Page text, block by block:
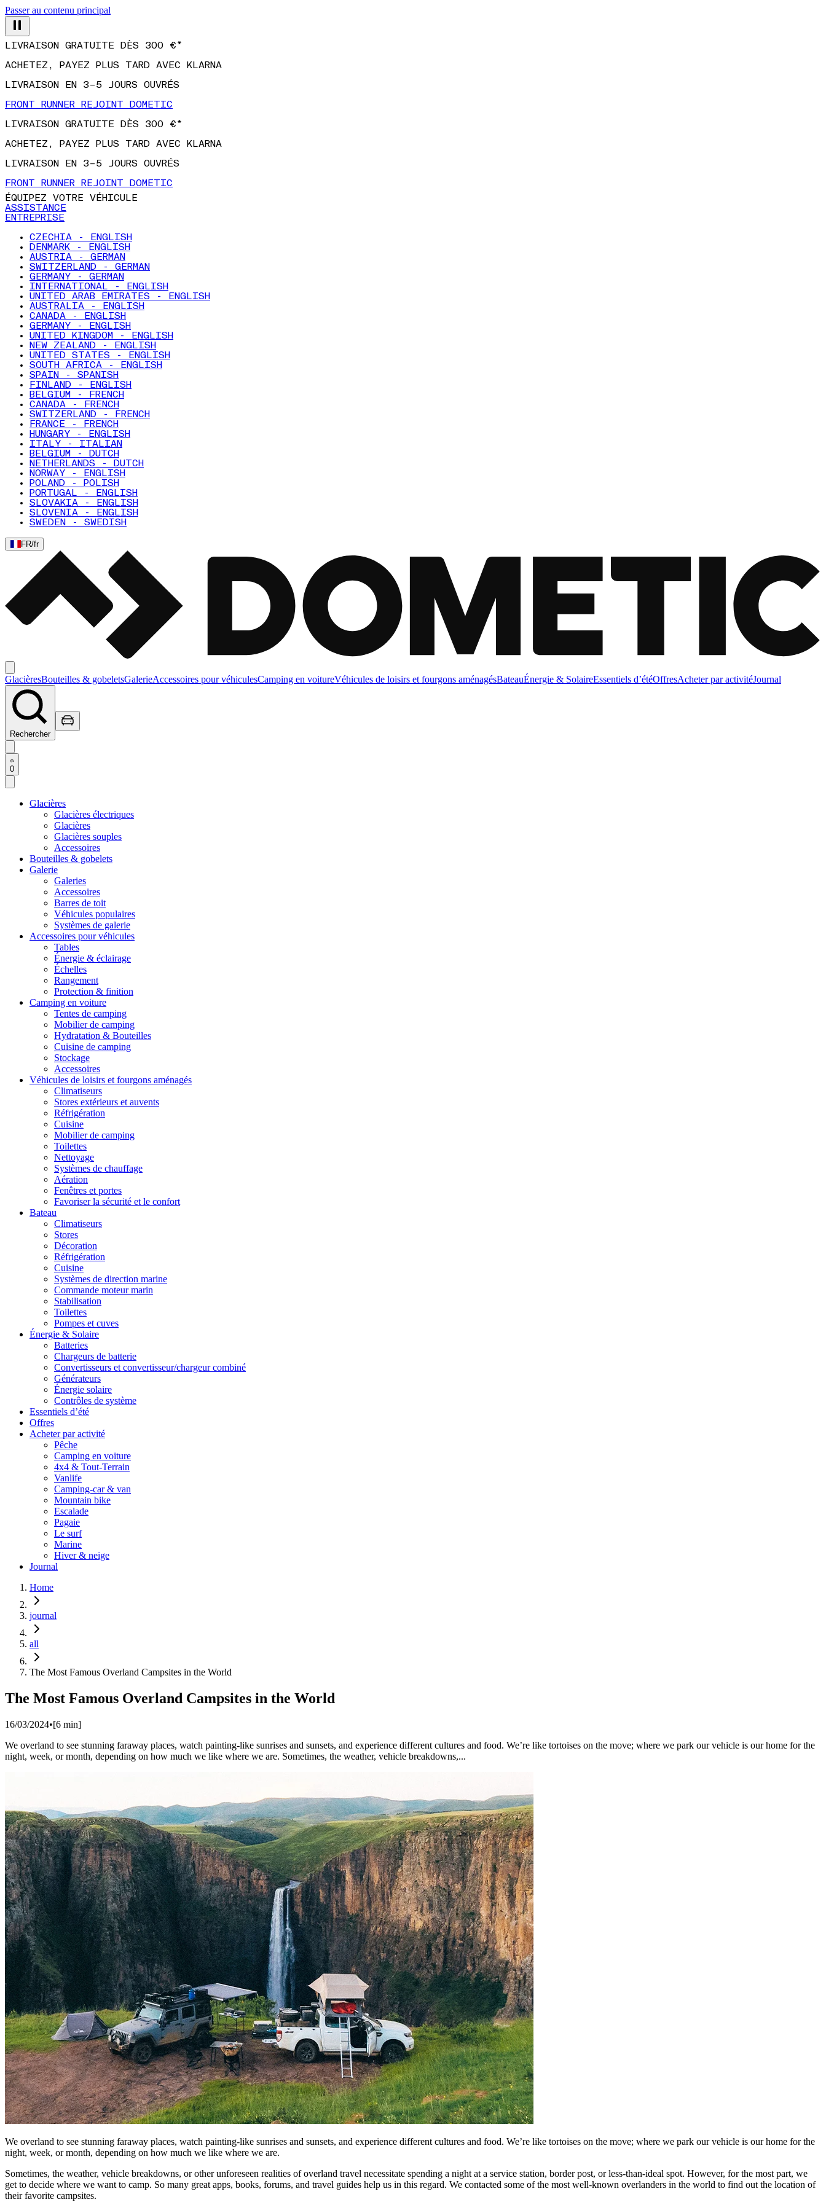
Passer au contenu principal
LIVRAISON GRATUITE DÈS 300 €*
ACHETEZ, PAYEZ PLUS TARD AVEC KLARNA
LIVRAISON EN 3–5 JOURS OUVRÉS
FRONT RUNNER REJOINT DOMETIC
LIVRAISON GRATUITE DÈS 300 €*
ACHETEZ, PAYEZ PLUS TARD AVEC KLARNA
LIVRAISON EN 3–5 JOURS OUVRÉS
FRONT RUNNER REJOINT DOMETIC
ÉQUIPEZ VOTRE VÉHICULE
ASSISTANCE
ENTREPRISE
CZECHIA - ENGLISH
DENMARK - ENGLISH
AUSTRIA - GERMAN
SWITZERLAND - GERMAN
GERMANY - GERMAN
INTERNATIONAL - ENGLISH
UNITED ARAB EMIRATES - ENGLISH
AUSTRALIA - ENGLISH
CANADA - ENGLISH
GERMANY - ENGLISH
UNITED KINGDOM - ENGLISH
NEW ZEALAND - ENGLISH
UNITED STATES - ENGLISH
SOUTH AFRICA - ENGLISH
SPAIN - SPANISH
FINLAND - ENGLISH
BELGIUM - FRENCH
CANADA - FRENCH
SWITZERLAND - FRENCH
FRANCE - FRENCH
HUNGARY - ENGLISH
ITALY - ITALIAN
BELGIUM - DUTCH
NETHERLANDS - DUTCH
NORWAY - ENGLISH
POLAND - POLISH
PORTUGAL - ENGLISH
SLOVAKIA - ENGLISH
SLOVENIA - ENGLISH
SWEDEN - SWEDISH
FR/fr
GlacièresBouteilles & gobeletsGalerieAccessoires pour véhiculesCamping en voitureVéhicules de loisirs et fourgons aménagésBateauÉnergie & SolaireEssentiels d’étéOffresAcheter par activitéJournal
Rechercher
0
Glacières
Glacières électriques
Glacières
Glacières souples
Accessoires
Bouteilles & gobelets
Galerie
Galeries
Accessoires
Barres de toit
Véhicules populaires
Systèmes de galerie
Accessoires pour véhicules
Tables
Énergie & éclairage
Échelles
Rangement
Protection & finition
Camping en voiture
Tentes de camping
Mobilier de camping
Hydratation & Bouteilles
Cuisine de camping
Stockage
Accessoires
Véhicules de loisirs et fourgons aménagés
Climatiseurs
Stores extérieurs et auvents
Réfrigération
Cuisine
Mobilier de camping
Toilettes
Nettoyage
Systèmes de chauffage
Aération
Fenêtres et portes
Favoriser la sécurité et le confort
Bateau
Climatiseurs
Stores
Décoration
Réfrigération
Cuisine
Systèmes de direction marine
Commande moteur marin
Stabilisation
Toilettes
Pompes et cuves
Énergie & Solaire
Batteries
Chargeurs de batterie
Convertisseurs et convertisseur/chargeur combiné
Générateurs
Énergie solaire
Contrôles de système
Essentiels d’été
Offres
Acheter par activité
Pêche
Camping en voiture
4x4 & Tout-Terrain
Vanlife
Camping-car & van
Mountain bike
Escalade
Pagaie
Le surf
Marine
Hiver & neige
Journal
Home
journal
all
The Most Famous Overland Campsites in the World
The Most Famous Overland Campsites in the World
16/03/2024•[6 min]
We overland to see stunning faraway places, watch painting-like sunrises and sunsets, and experience different cultures and food. We’re like tortoises on the move; where we park our vehicle is our home for the
night, week, or month, depending on how much we like where we are. ​Sometimes, the weather, vehicle breakdowns,...
We overland to see stunning faraway places, watch painting-like sunrises and sunsets, and experience different cultures and food. We’re like tortoises on the move; where we park our vehicle is our home for the
night, week, or month, depending on how much we like where we are. ​
Sometimes, the weather, vehicle breakdowns, or other unforeseen realities of overland travel necessitate spending a night at a service station, border post, or less-than-ideal spot. However, for the most part, we
get to decide where we want to camp. So many great apps, books, forums, and travel guides help us in this regard. We contacted some of the most well-known overlanders in the world to find out the location of
their favorite campsites. ​